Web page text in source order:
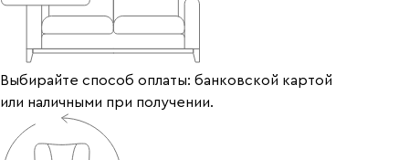
Выбирайте способ оплаты: банковской картой
или наличными при получении.